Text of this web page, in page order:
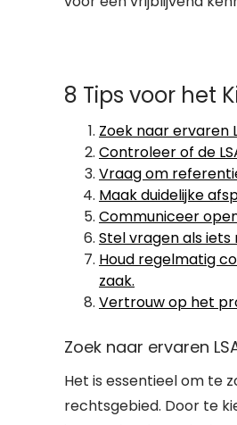
8 Tips voor het
Zoek naar ervaren
Controleer of de
Vraag om
Maak duidelijke
Communiceer
Stel vragen als iets
Houd regelmatig
zaak.
Vertrouw op het
Zoek naar ervaren
Het is essentieel om te
rechtsgebied. Door te